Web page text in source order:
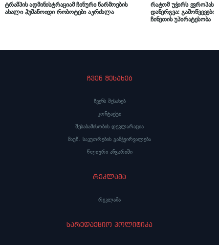
ტრამპის ადმინისტრაციამ ჩინური წარმოების
ახალი ჰუმანოიდი რობოტები აკრძალა
რატომ უჭირს ევროპას
დანერგვა:
ჩინეთის უპირატესობა
ჩვენ შესახებ
ჩვენს შესახებ
კონტაქტი
შესაბამისობის დეკლარაცია
მაუწ. საკუთრების გამჭვირვალება
წლიური ანგარიში
რეკლამა
რეკლამა
სარედაქციო პოლიტიკა